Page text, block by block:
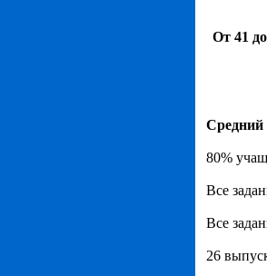
От 41
Средний
80%
Все
Все
26